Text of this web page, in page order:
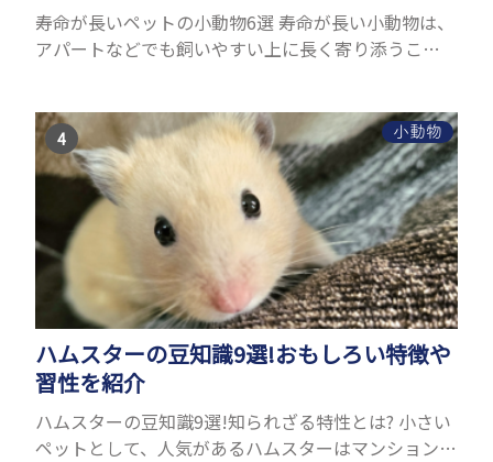
寿命が長いペットの小動物6選 寿命が長い小動物は、
アパートなどでも飼いやすい上に長く寄り添うこと
育のポイ...
小動物
ハムスターの豆知識9選!おもしろい特徴や
習性を紹介
ハムスターの豆知識9選!知られざる特性とは? 小さい
ペットとして、人気があるハムスターはマンションな